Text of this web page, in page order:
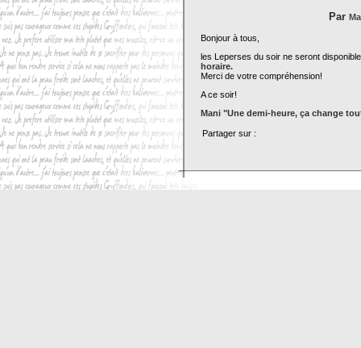
Par
Bonjour à tous,
les Leperses du soir ne seront
horaire.
Merci de votre compréhension!
A ce soir!
Mani "Une demi-heure, ça change
Partager sur :